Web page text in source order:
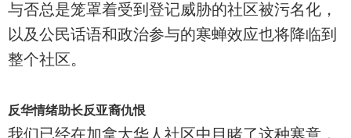
与否总是笼罩着受到登记威胁的社区被污名化，
以及公民话语和政治参与的寒蝉效应也将降临到
整个社区。
反华情绪助长反亚裔仇恨
我们已经在加拿大华人社区中目睹了这种寒意，